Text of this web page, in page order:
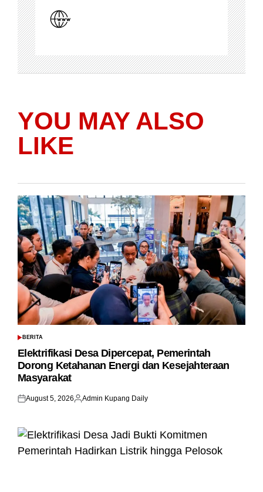
YOU MAY ALSO
LIKE
POSTED
BERITA
Elektrifikasi Desa Dipercepat, Pemerintah
Dorong Ketahanan Energi dan Kesejahteraan
Masyarakat
Posted
August 5, 2026
Posted
Admin Kupang Daily